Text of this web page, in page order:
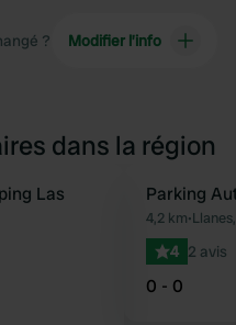
? Modifier l’info
dans la région
Préféré
Las
Parking
4,2 km•
4 2 avis
0 - 0